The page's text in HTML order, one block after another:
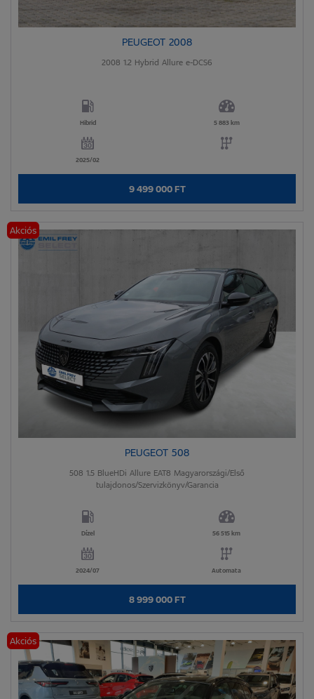
PEUGEOT 2008
2008 1.2 Hybrid Allure e-DCS6
Hibrid 5 883 km
2025/02
9 499 000 FT
Akciós
PEUGEOT 508
508 1.5 BlueHDi Allure EAT8 Magyarországi/Első
tulajdonos/Szervizkönyv/Garancia
Dízel 56 515 km
2024/07 Automata
8 999 000 FT
Akciós